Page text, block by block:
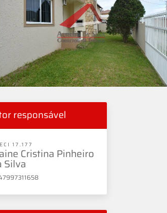
responsável
17.177
Cristina Pinheiro
Silva